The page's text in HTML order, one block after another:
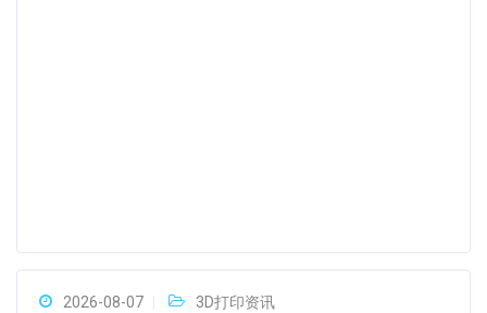
2026-08-07 3D打印资讯